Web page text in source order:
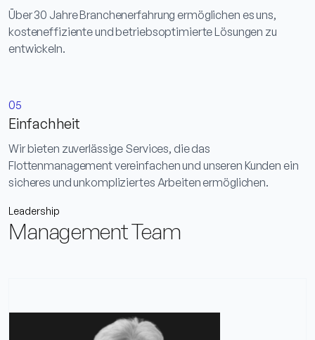
Über 30 Jahre Branchenerfahrung ermöglichen es uns,
kosteneffiziente und betriebsoptimierte Lösungen zu
entwickeln.
05
Einfachheit
Wir bieten zuverlässige Services, die das
Flottenmanagement vereinfachen und unseren Kunden ein
sicheres und unkompliziertes Arbeiten ermöglichen.
Leadership
Management Team